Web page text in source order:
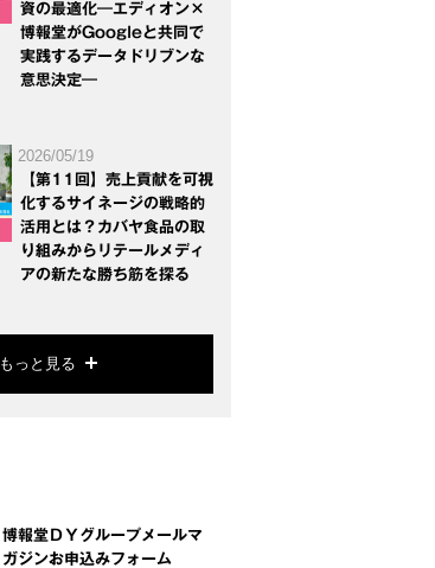
資の最適化―エディオン×
博報堂がGoogleと共同で
実践するデータドリブンな
意思決定―
2026/05/19
【第11回】売上貢献を可視
化するサイネージの戦略的
活用とは？カバヤ食品の取
り組みからリテールメディ
アの新たな勝ち筋を探る
もっと見る
博報堂ＤＹグループメールマ
ガジンお申込みフォーム